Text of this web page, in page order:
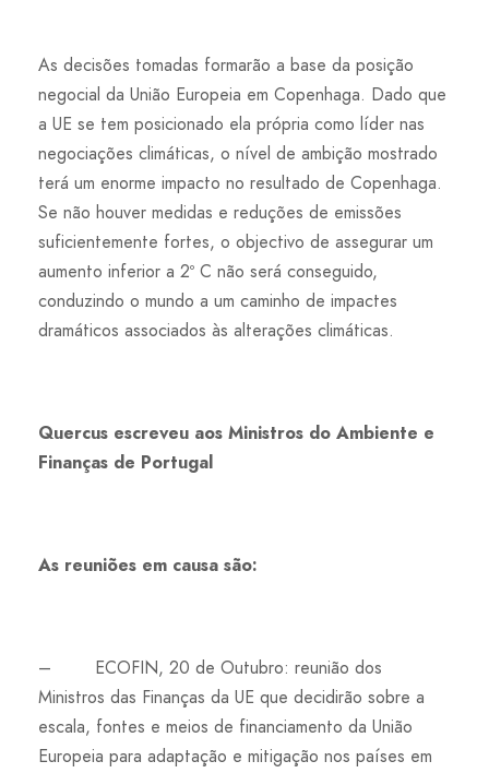
As decisões tomadas formarão a base da posição
negocial da União Europeia em Copenhaga. Dado que
a UE se tem posicionado ela própria como líder nas
negociações climáticas, o nível de ambição mostrado
terá um enorme impacto no resultado de Copenhaga.
Se não houver medidas e reduções de emissões
suficientemente fortes, o objectivo de assegurar um
aumento inferior a 2º C não será conseguido,
conduzindo o mundo a um caminho de impactes
dramáticos associados às alterações climáticas.
Quercus escreveu aos Ministros do Ambiente e
Finanças de Portugal
As reuniões em causa são:
– ECOFIN, 20 de Outubro: reunião dos
Ministros das Finanças da UE que decidirão sobre a
escala, fontes e meios de financiamento da União
Europeia para adaptação e mitigação nos países em